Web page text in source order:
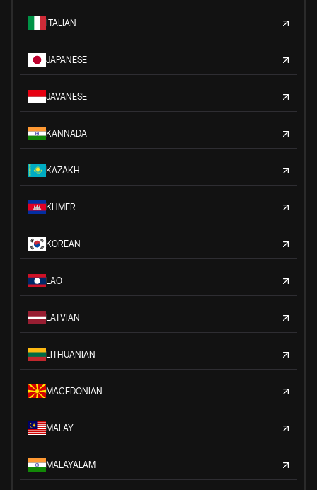
ITALIAN
JAPANESE
JAVANESE
KANNADA
KAZAKH
KHMER
KOREAN
LAO
LATVIAN
LITHUANIAN
MACEDONIAN
MALAY
MALAYALAM